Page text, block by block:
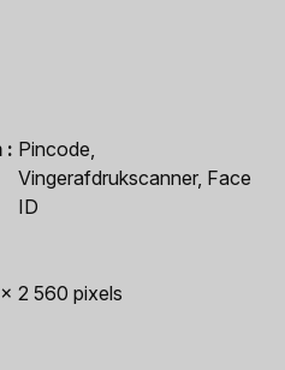
Pincode,
Vingerafdrukscanner, Face
ID
2 560 pixels